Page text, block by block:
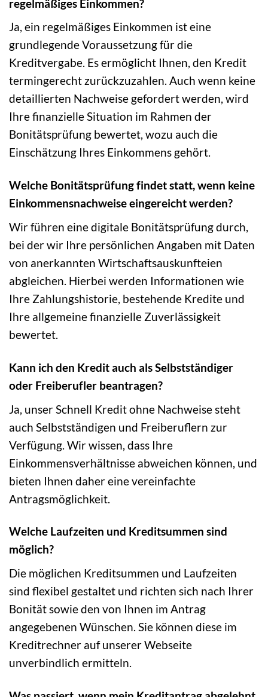
regelmäßiges Einkommen?
Ja, ein regelmäßiges Einkommen ist eine
grundlegende Voraussetzung für die
Kreditvergabe. Es ermöglicht Ihnen, den Kredit
termingerecht zurückzuzahlen. Auch wenn keine
detaillierten Nachweise gefordert werden, wird
Ihre finanzielle Situation im Rahmen der
Bonitätsprüfung bewertet, wozu auch die
Einschätzung Ihres Einkommens gehört.
Welche Bonitätsprüfung findet statt, wenn keine
Einkommensnachweise eingereicht werden?
Wir führen eine digitale Bonitätsprüfung durch,
bei der wir Ihre persönlichen Angaben mit Daten
von anerkannten Wirtschaftsauskunfteien
abgleichen. Hierbei werden Informationen wie
Ihre Zahlungshistorie, bestehende Kredite und
Ihre allgemeine finanzielle Zuverlässigkeit
bewertet.
Kann ich den Kredit auch als Selbstständiger
oder Freiberufler beantragen?
Ja, unser Schnell Kredit ohne Nachweise steht
auch Selbstständigen und Freiberuflern zur
Verfügung. Wir wissen, dass Ihre
Einkommensverhältnisse abweichen können, und
bieten Ihnen daher eine vereinfachte
Antragsmöglichkeit.
Welche Laufzeiten und Kreditsummen sind
möglich?
Die möglichen Kreditsummen und Laufzeiten
sind flexibel gestaltet und richten sich nach Ihrer
Bonität sowie den von Ihnen im Antrag
angegebenen Wünschen. Sie können diese im
Kreditrechner auf unserer Webseite
unverbindlich ermitteln.